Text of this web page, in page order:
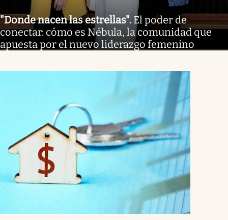
"Donde nacen las estrellas". El poder de
conectar: cómo es Nébula, la comunidad que
apuesta por el nuevo liderazgo femenino